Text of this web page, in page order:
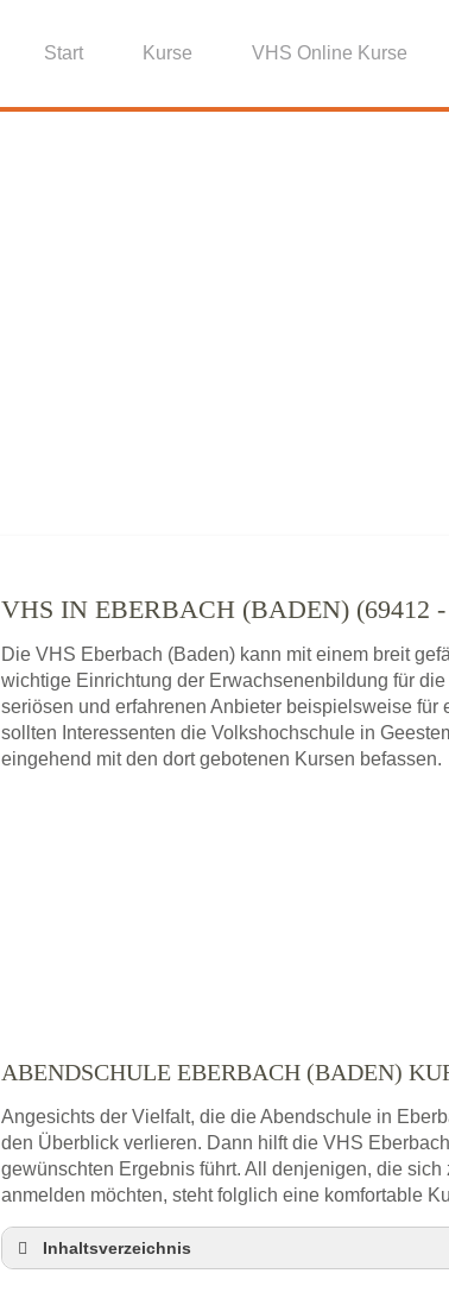
Start Kurse VHS Online Kurse
VHS IN EBERBACH (BADEN) (69412
Die VHS Eberbach (Baden) kann mit einem breit
wichtige Einrichtung der Erwachsenenbildung für
seriösen und erfahrenen Anbieter beispielsweise
sollten Interessenten die Volkshochschule in
eingehend mit den dort gebotenen Kursen befassen.
ABENDSCHULE EBERBACH (BADEN)
Angesichts der Vielfalt, die die Abendschule in
den Überblick verlieren. Dann hilft die VHS
gewünschten Ergebnis führt. All denjenigen, die
anmelden möchten, steht folglich eine komfortable
Inhaltsverzeichnis